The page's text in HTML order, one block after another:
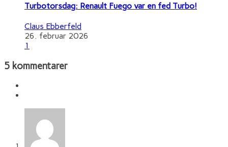
Turbotorsdag: Renault Fuego var en fed Turbo!
Claus Ebberfeld
26. februar 2026
1
5 kommentarer